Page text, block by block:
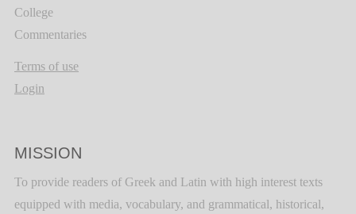
College
Commentaries
Terms of use
Login
MISSION
To provide readers of Greek and Latin with high interest texts
equipped with media, vocabulary, and grammatical, historical,